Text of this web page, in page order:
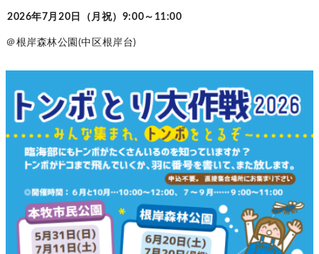
2026年7月20日（月祝）9:00～11:00
＠根岸森林公園(中区根岸台)